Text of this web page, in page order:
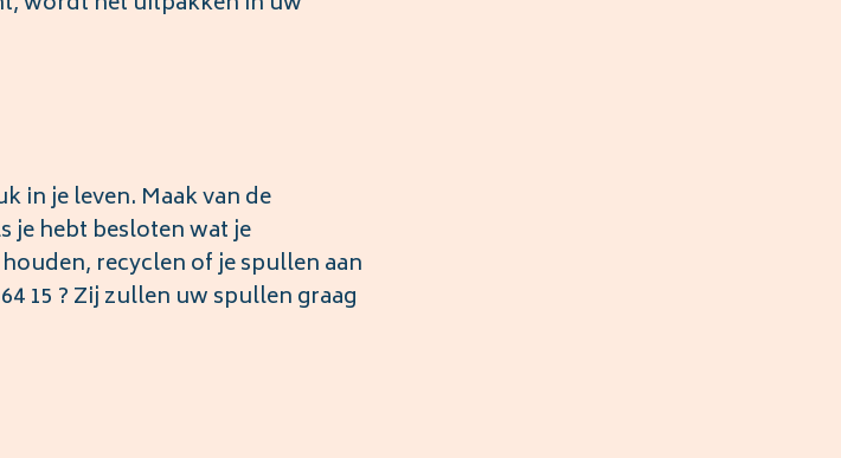
in je leven. Maak van de
je hebt besloten wat je
recyclen of je spullen aan
15 ? Zij zullen uw spullen graag